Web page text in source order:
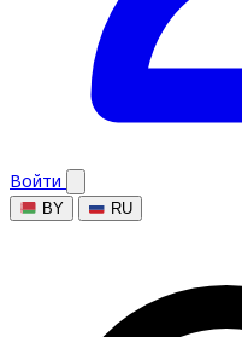
Войти
BY RU